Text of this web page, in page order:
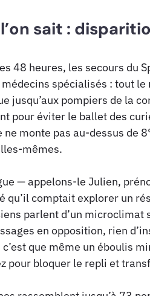
sait :
48 heures, les secours du
médecins spécialisés : tout
jusqu’aux pompiers de la
pour éviter le ballet des
monte pas au-dessus de
mêmes.
— appelons-le Julien,
qu’il comptait explorer un
parlent d’un
en opposition, rien
que même un éboulis
pour bloquer le repli et